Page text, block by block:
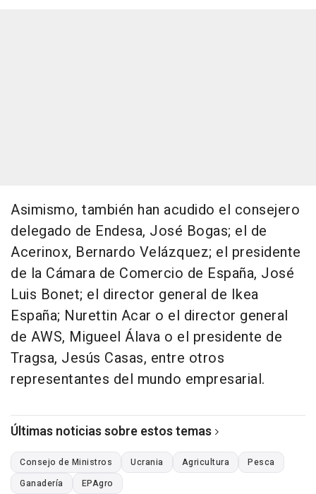
Asimismo, también han acudido el consejero
delegado de Endesa, José Bogas; el de
Acerinox, Bernardo Velázquez; el presidente
de la Cámara de Comercio de España, José
Luis Bonet; el director general de Ikea
España; Nurettin Acar o el director general
de AWS, Migueel Álava o el presidente de
Tragsa, Jesús Casas, entre otros
representantes del mundo empresarial.
Últimas noticias sobre estos temas
Consejo de Ministros Ucrania Agricultura
Pesca
Ganadería
EPAgro